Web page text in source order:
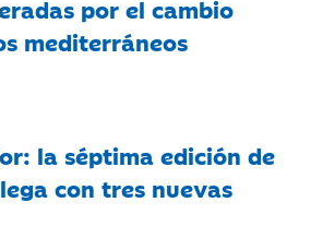
por el cambio
mediterráneos
la séptima edición de
con tres nuevas